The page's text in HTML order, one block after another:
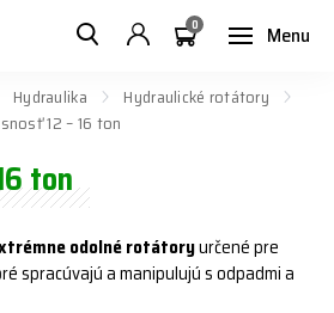
Menu
0
Hydraulika
Hydraulické rotátory
12 – 16 ton
ton
odolné rotátoryurčené pre
spracúvajú a manipulujú s odpadmi a